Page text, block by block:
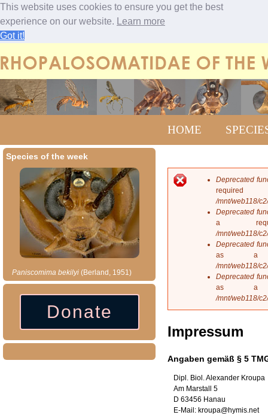
This website uses cookies to ensure you get the best
experience on our website. Learn more
Got it!
Deprecated
/mnt/web118/
Deprecated
a
/mnt/web118/
Deprecated
as a
/mnt/web118/
Deprecated
as a
/mnt/web118/
Impressum
Angaben gemäß § 5
Dipl. Biol. Alexander Kroupa
Am Marstall 5
D 63456 Hanau
E-Mail: kroupa@hymis.net
n
HOME
Species of the week
Paniscomima bekilyi (Berland, 1951)
Donate